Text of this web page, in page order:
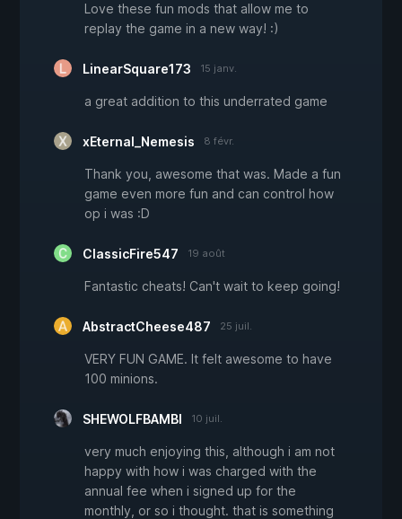
Love these fun mods that allow me to
replay the game in a new way! :)
LinearSquare173 15 janv.
a great addition to this underrated game
xEternal_Nemesis 8 févr.
Thank you, awesome that was. Made a fun
game even more fun and can control how
op i was :D
ClassicFire547 19 août
Fantastic cheats! Can't wait to keep going!
AbstractCheese487 25 juil.
VERY FUN GAME. It felt awesome to have
100 minions.
SHEWOLFBAMBI 10 juil.
very much enjoying this, although i am not
happy with how i was charged with the
annual fee when i signed up for the
monthly, or so i thought. that is something